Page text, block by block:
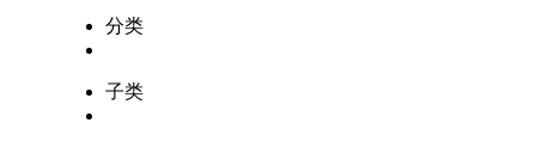
分类
子类